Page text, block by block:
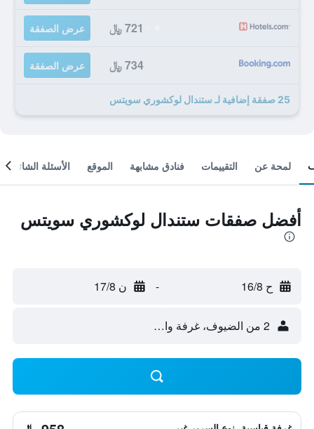
721 ﷼ عرض الصفقة
734 ﷼ عرض الصفقة
25 صفقة إضافية لـ ستندال لوكشوري سويتس
لمحة عن التقييمات فنادق مشابهة الموقع الأسئلة الشائعة
أفضل صفقات ستندال لوكشوري سويتس
ح 16/8 - ن 17/8
2 من الضيوف، غرفة واحدة